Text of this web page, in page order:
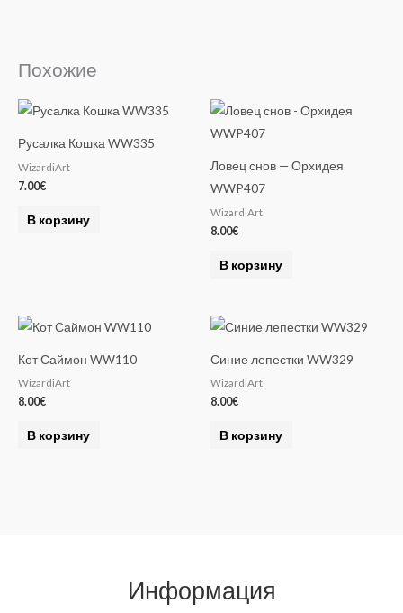
Похожие
Русалка Кошка WW335
WizardiArt
7.00€
В корзину
Ловец снов — Орхидея
WWP407
WizardiArt
8.00€
В корзину
Кот Саймон WW110
WizardiArt
8.00€
В корзину
Синие лепестки WW329
WizardiArt
8.00€
В корзину
Информация